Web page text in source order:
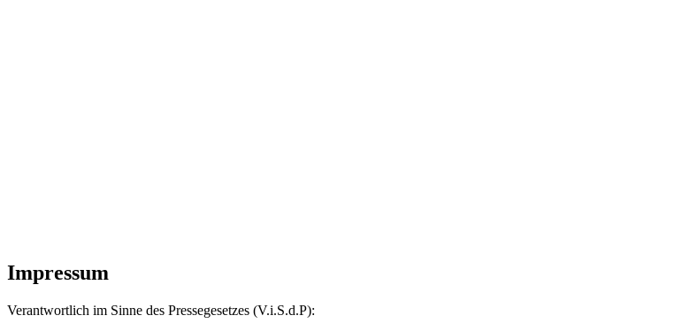
Impressum
Verantwortlich im Sinne des Pressegesetzes (V.i.S.d.P):